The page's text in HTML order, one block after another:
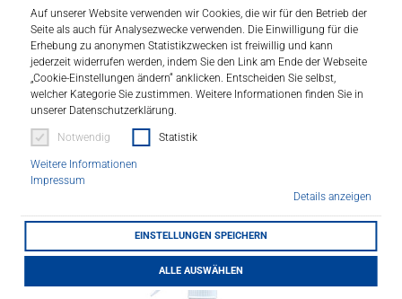
Auf unserer Website verwenden wir Cookies, die wir für den Betrieb der
Seite als auch für Analysezwecke verwenden. Die Einwilligung für die
Erhebung zu anonymen Statistikzwecken ist freiwillig und kann
jederzeit widerrufen werden, indem Sie den Link am Ende der Webseite
„Cookie-Einstellungen ändern“ anklicken. Entscheiden Sie selbst,
welcher Kategorie Sie zustimmen. Weitere Informationen finden Sie in
unserer Datenschutzerklärung.
Notwendig Statistik
Weitere Informationen
Impressum
Details anzeigen
EINSTELLUNGEN SPEICHERN
ALLE AUSWÄHLEN
Lösungen
Aktuelles
Unternehmen
Kontakt
Download
Lithofin Graffiti-Entferner
Entfernt Graffiti aller Art.
Artikelnummer : 333
Löst Sprühfarben und -lacke, Öl- und Fettschmutz, Ruß
u.ä. von verschiedenen Oberflächen wie Naturstein,
Klinker, Beton, Putz, Glas u.ä.